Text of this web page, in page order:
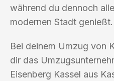
während du dennoch
modernen Stadt genießt.
Bei deinem Umzug von
dir das
Eisenberg Kassel aus